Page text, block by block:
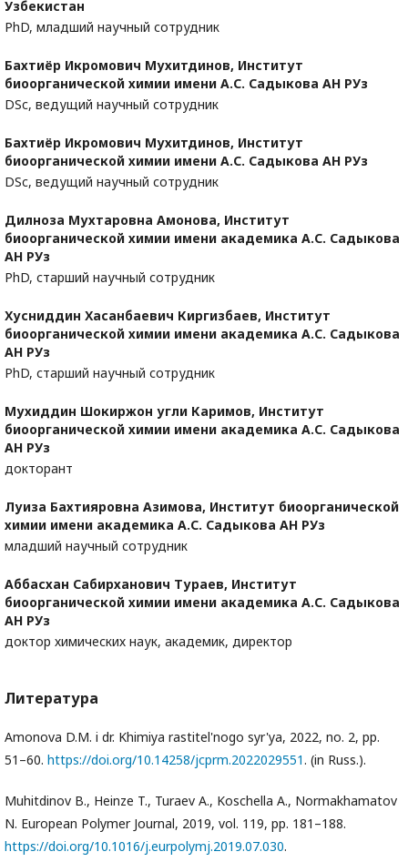
Узбекистан
PhD, младший научный сотрудник
Бахтиёр Икромович Мухитдинов, Институт
биоорганической химии имени А.С. Садыкова АН РУз
DSc, ведущий научный сотрудник
Бахтиёр Икромович Мухитдинов, Институт
биоорганической химии имени А.С. Садыкова АН РУз
DSc, ведущий научный сотрудник
Дилноза Мухтаровна Амонова, Институт
биоорганической химии имени академика А.С. Садыкова
АН РУз
PhD, старший научный сотрудник
Хусниддин Хасанбаевич Киргизбаев, Институт
биоорганической химии имени академика А.С. Садыкова
АН РУз
PhD, старший научный сотрудник
Мухиддин Шокиржон угли Каримов, Институт
биоорганической химии имени академика А.С. Садыкова
АН РУз
докторант
Луиза Бахтияровна Азимова, Институт биоорганической
химии имени академика А.С. Садыкова АН РУз
младший научный сотрудник
Аббасхан Сабирханович Тураев, Институт
биоорганической химии имени академика А.С. Садыкова
АН РУз
доктор химических наук, академик, директор
Литература
Amonova D.M. i dr. Khimiya rastitel'nogo syr'ya, 2022, no. 2, pp.
51–60. https://doi.org/10.14258/jcprm.2022029551. (in Russ.).
Muhitdinov B., Heinze T., Turaev A., Koschella A., Normakhamatov
N. European Polymer Journal, 2019, vol. 119, pp. 181–188.
https://doi.org/10.1016/j.eurpolymj.2019.07.030.